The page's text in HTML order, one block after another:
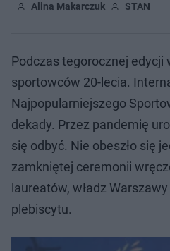
Alina Makarczuk STAN
Podczas tegorocznej edycji
sportowców 20-lecia.
Najpopularniejszego
dekady. Przez pandemię
się odbyć. Nie obeszło się
zamkniętej ceremonii
laureatów, władz
plebiscytu.